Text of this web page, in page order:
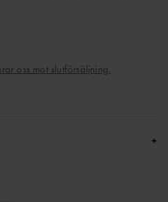
oss mot slutförsäljning.
+